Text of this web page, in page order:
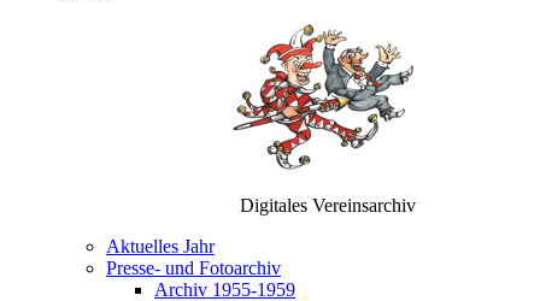
Digitales Vereinsarchiv
Aktuelles Jahr
Presse- und Fotoarchiv
Archiv 1955-1959